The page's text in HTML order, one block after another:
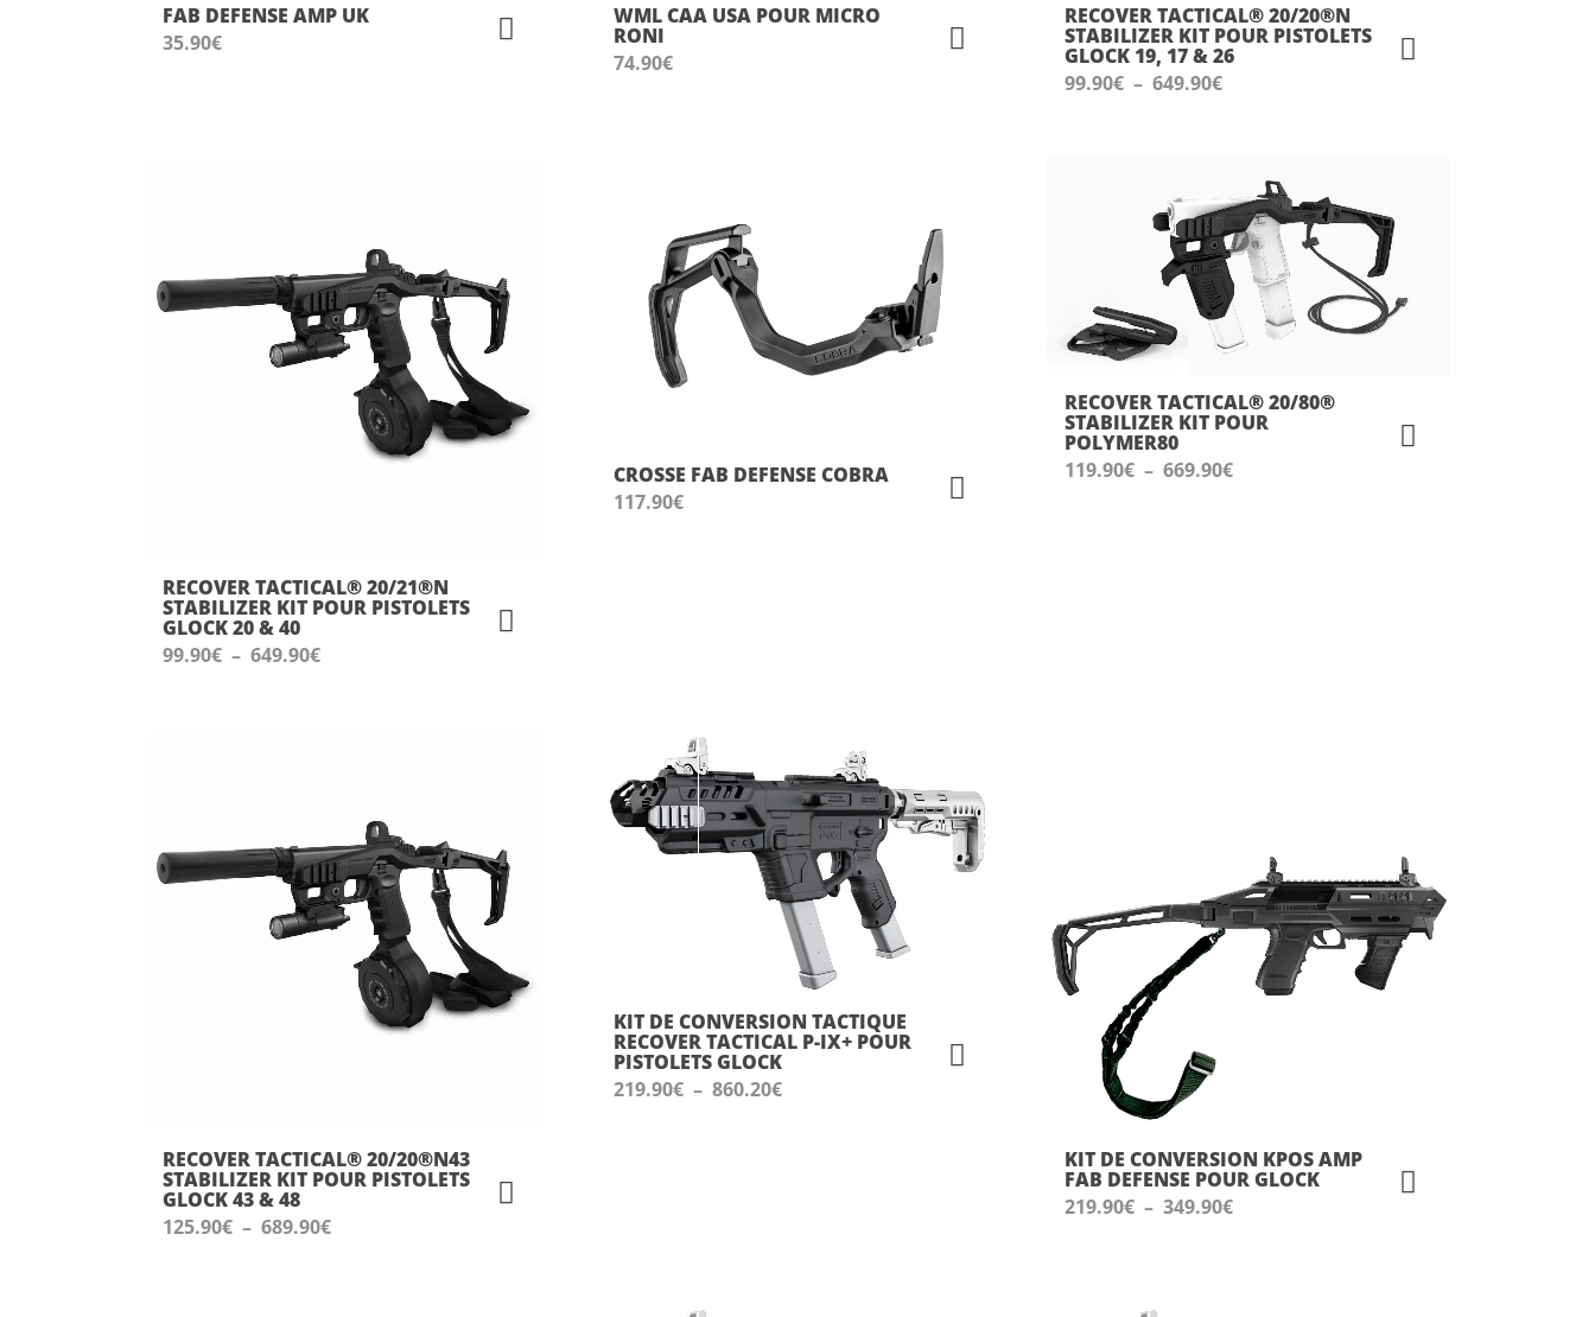
FAB DEFENSE AMP UK
35.90€
WML CAA USA POUR MICRO
RONI
74.90€
RECOVER TACTICAL® 20/20®N
STABILIZER KIT POUR PISTOLETS
GLOCK 19, 17 & 26
99.90€ – 649.90€Plage
649.90€
RECOVER TACTICAL® 20/21®N
STABILIZER KIT POUR PISTOLETS
GLOCK 20 & 40
99.90€ – 649.90€Plage
CROSSE FAB DEFENSE COBRA
117.90€
RECOVER TACTICAL® 20/80®
STABILIZER KIT POUR
POLYMER80
119.90€ – 669.90€Plage
RECOVER TACTICAL® 20/20®N43
STABILIZER KIT POUR PISTOLETS
GLOCK 43 & 48
125.90€ – 689.90€Plage
KIT DE CONVERSION TACTIQUE
RECOVER TACTICAL P-IX+ POUR
PISTOLETS GLOCK
219.90€ – 860.20€Plage
KIT DE CONVERSION KPOS AMP
FAB DEFENSE POUR GLOCK
219.90€ – 349.90€Plage